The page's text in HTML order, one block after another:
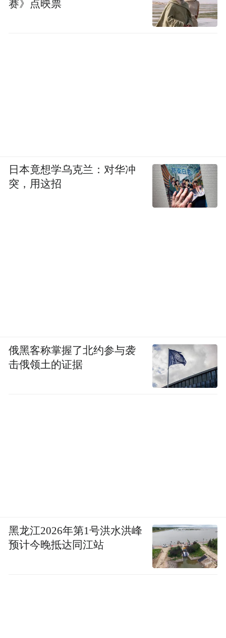
赛》点映票
日本竟想学乌克兰：对华冲
突，用这招
俄黑客称掌握了北约参与袭
击俄领土的证据
黑龙江2026年第1号洪水洪峰
预计今晚抵达同江站